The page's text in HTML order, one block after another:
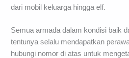
dari mobil keluarga hingga elf.
Semua armada dalam kondisi baik
tentunya selalu mendapatkan
hubungi nomor di atas untuk